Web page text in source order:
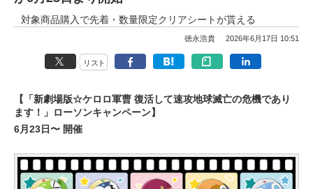
対象商品購入で先着・数量限定クリアシートが貰える
徳永浩貴 2026年6月17日 10:51
リスト
【「新劇場版☆ケロロ軍曹 復活して速攻地球滅亡の危機であり
ます！」ローソンキャンペーン】
6月23日〜 開催